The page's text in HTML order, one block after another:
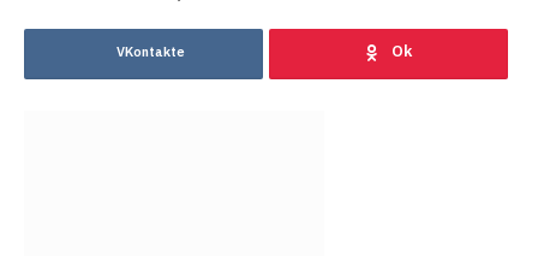
VKontakte